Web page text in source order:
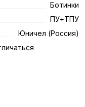
Ботинки
ПУ+ТПУ
Юничел (Россия)